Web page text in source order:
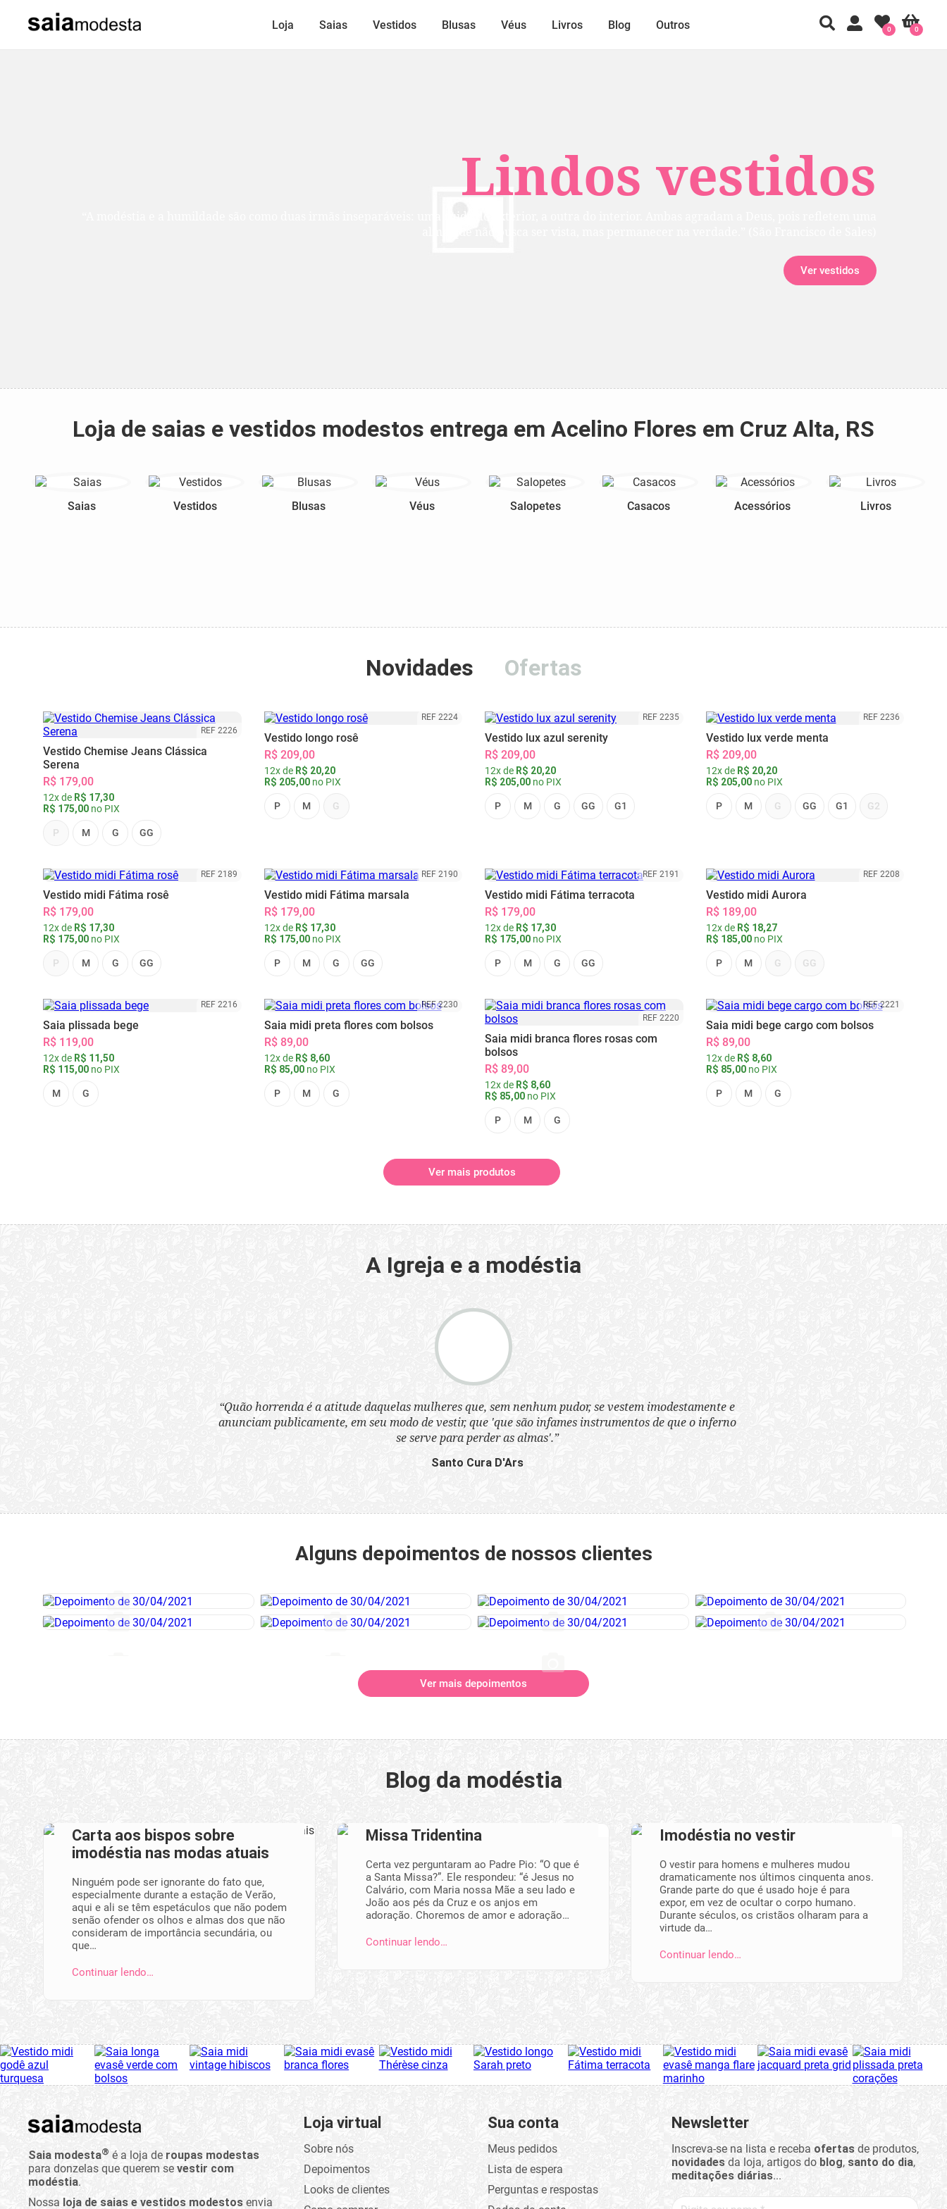
Lindos vestidos
Ver vestidos
Loja Saias Vestidos Blusas Véus Livros Blog Outros 0
0
Loja de saias e vestidos modestos entrega em Acelino Flores em Cruz Alta, RS
Saias Vestidos Blusas Véus Salopetes Casacos Acessórios Livros
Novidades Ofertas
REF 2226
Vestido Chemise Jeans Clássica
Serena
R$ 179,00
12x de R$ 17,30
R$ 175,00 no PIX
P M G GG
REF 2224
Vestido longo rosê
R$ 209,00
12x de R$ 20,20
R$ 205,00no PIX
P M G
REF 2235
Vestido lux azul serenity
R$ 209,00
12x de R$ 20,20
R$ 205,00 no PIX
P M G GG G1
REF 2236
Vestido lux verde menta
R$ 209,00
12x de R$ 20,20
R$ 205,00no PIX
P M G GG G1 G2
REF 2189
Vestido midi Fátima rosê
R$ 179,00
12x de R$ 17,30
R$ 175,00 no PIX
P M G GG
REF 2190
Vestido midi Fátima marsala
R$ 179,00
12x de R$ 17,30
R$ 175,00no PIX
P M G GG
REF 2191
Vestido midi Fátima terracota
R$ 179,00
12x de R$ 17,30
R$ 175,00 no PIX
P M G GG
REF 2208
Vestido midi Aurora
R$ 189,00
12x de R$ 18,27
R$ 185,00no PIX
P M G GG
REF 2216
Saia plissada bege
R$ 119,00
12x de R$ 11,50
R$ 115,00 no PIX
M G
REF 2230
Saia midi preta flores com bolsos
R$ 89,00
12x de R$ 8,60
R$ 85,00no PIX
P M G
REF 2220
Saia midi branca flores rosas com
bolsos
R$ 89,00
12x de R$ 8,60
R$ 85,00 no PIX
P M G
REF 2221
Saia midi bege cargo com bolsos
R$ 89,00
12x de R$ 8,60
R$ 85,00no PIX
P M G
Ver mais produtos
A Igreja e a modéstia
“Quão horrenda é a atitude daquelas mulheres que, sem nenhum pudor, se vestem imodestamente e
anunciam publicamente, em seu modo de vestir, que 'que são infames instrumentos de que o inferno
se serve para perder as almas'.”
Santo Cura D'Ars
Alguns depoimentos de nossos clientes
Ver mais depoimentos
Blog da modéstia
Carta aos bispos sobre
imodéstia nas modas atuais
Ninguém pode ser ignorante do fato que,
especialmente durante a estação de Verão,
aqui e ali se têm espetáculos que não podem
senão ofender os olhos e almas dos que não
consideram de importância secundária, ou
que…
Continuar lendo…
Missa Tridentina
Certa vez perguntaram ao Padre Pio: “O que é
a Santa Missa?”. Ele respondeu: “é Jesus no
Calvário, com Maria nossa Mãe a seu lado e
João aos pés da Cruz e os anjos em
adoração. Choremos de amor e adoração…
Continuar lendo…
Imodéstia no vestir
O vestir para homens e mulheres mudou
dramaticamente nos últimos cinquenta anos.
Grande parte do que é usado hoje é para
expor, em vez de ocultar o corpo humano.
Durante séculos, os cristãos olharam para a
virtude da…
Continuar lendo…
Saia modesta® é a loja de roupas modestas
para donzelas que querem se vestir com
modéstia.
Nossa loja de saias e vestidos modestos envia
Loja virtual
Sobre nós
Depoimentos
Looks de clientes
Sua conta
Meus pedidos
Lista de espera
Perguntas e respostas
Newsletter
Inscreva-se na lista e receba ofertasde produtos,
novidadesda loja, artigos do blog, santo do dia,
meditações diárias...